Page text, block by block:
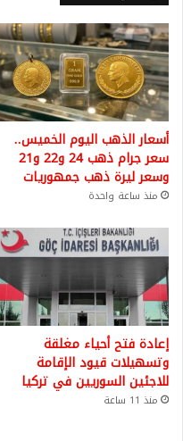
أسعار الذهب اليوم الخميس..
سعر جرام ذهب 24 و22 و21
وسعر ليرة ذهب جمهوريات
منذ ساعة واحدة
إعادة فتح أحياء مغلقة
وتسهيلات قيود الإقامة
للاجئين السوريين في تركيا
منذ 11 ساعة